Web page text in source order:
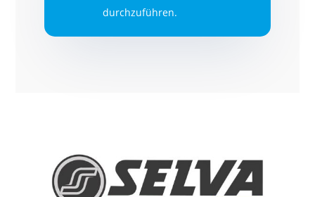
durchzuführen.